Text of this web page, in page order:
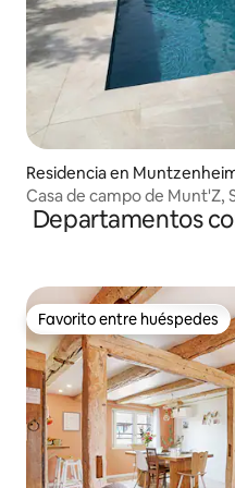
Residencia en
Casa de campo de Munt'Z,
Colmar
Departamentos
Favorito entre huéspedes
Favorito entre huéspedes